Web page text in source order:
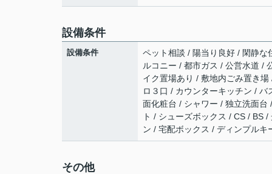
設備条件
設備条件
ペット相談 / 陽当り良好 / 閑静
ルコニー / 都市ガス / 公営水道 /
イク置場あり / 敷地内ごみ置き
ロ３口 / カウンターキッチン /
面化粧台 / シャワー / 独立洗面
ト / シューズボックス / CS / BS
ン / 宅配ボックス / ディンプル
その他